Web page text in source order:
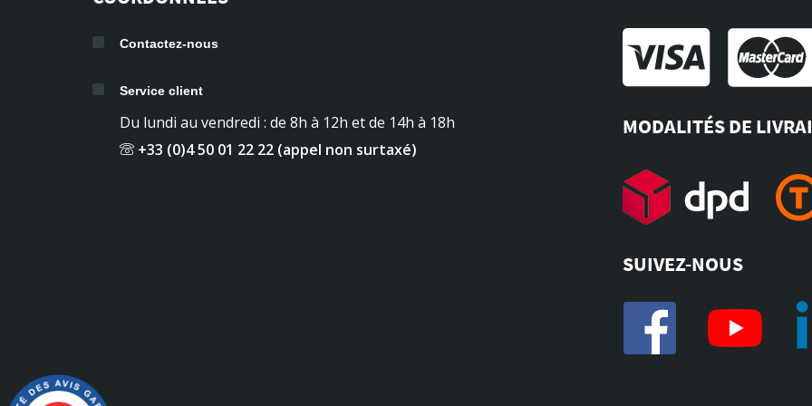
Contactez-nous
Service client
Du lundi au vendredi : de 8h à 12h et de 14h à 18h
+33 (0)4 50 01 22 22 (appel non surtaxé)
MODALITÉS DE
SUIVEZ-NOUS